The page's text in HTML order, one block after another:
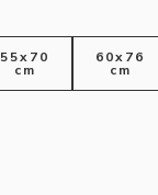
55x70
cm
60x76
cm